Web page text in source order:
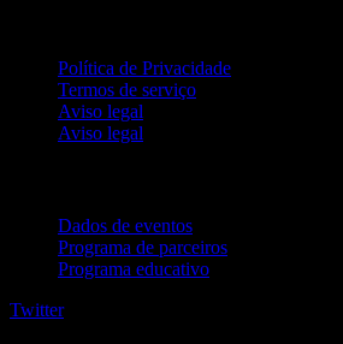
Política de Privacidade
Termos de serviço
Aviso legal
Aviso legal
Dados de eventos
Programa de parceiros
Programa educativo
Twitter